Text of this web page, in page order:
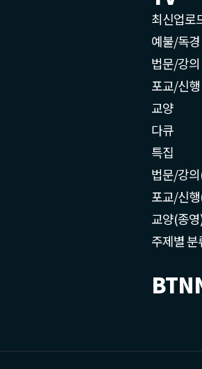
최신업로
예불/독경
법문/강의
포교/신행
교양
다큐
특집
법문/강
포교/신
교양(종
주제별 분